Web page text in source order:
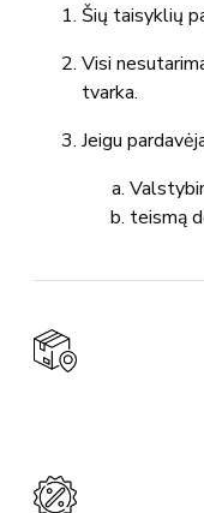
Šių taisyklių
Visi
tvarka.
Jeigu
teismą